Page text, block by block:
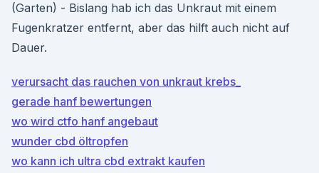
(Garten) - Bislang hab ich das Unkraut mit einem
Fugenkratzer entfernt, aber das hilft auch nicht auf
Dauer.
verursacht das rauchen von unkraut krebs_
gerade hanf bewertungen
wo wird ctfo hanf angebaut
wunder cbd öltropfen
wo kann ich ultra cbd extrakt kaufen